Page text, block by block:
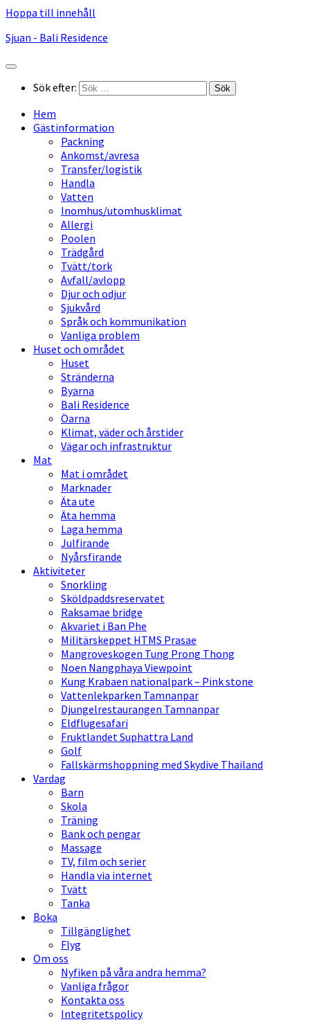
Hoppa till innehåll
Sjuan - Bali Residence
Sök efter:
Hem
Gästinformation
Packning
Ankomst/avresa
Transfer/logistik
Handla
Vatten
Inomhus/utomhusklimat
Allergi
Poolen
Trädgård
Tvätt/tork
Avfall/avlopp
Djur och odjur
Sjukvård
Språk och kommunikation
Vanliga problem
Huset och området
Huset
Stränderna
Byarna
Bali Residence
Öarna
Klimat, väder och årstider
Vägar och infrastruktur
Mat
Mat i området
Marknader
Äta ute
Äta hemma
Laga hemma
Julfirande
Nyårsfirande
Aktiviteter
Snorkling
Sköldpaddsreservatet
Raksamae bridge
Akvariet i Ban Phe
Militärskeppet HTMS Prasae
Mangroveskogen Tung Prong Thong
Noen Nangphaya Viewpoint
Kung Krabaen nationalpark – Pink stone
Vattenlekparken Tamnanpar
Djungelrestaurangen Tamnanpar
Eldflugesafari
Fruktlandet Suphattra Land
Golf
Fallskärmshoppning med Skydive Thailand
Vardag
Barn
Skola
Träning
Bank och pengar
Massage
TV, film och serier
Handla via internet
Tvätt
Tanka
Boka
Tillgänglighet
Flyg
Om oss
Nyfiken på våra andra hemma?
Vanliga frågor
Kontakta oss
Integritetspolicy